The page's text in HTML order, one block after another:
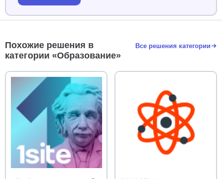
Похожие решения в
категории «Образование»
Все решения категории